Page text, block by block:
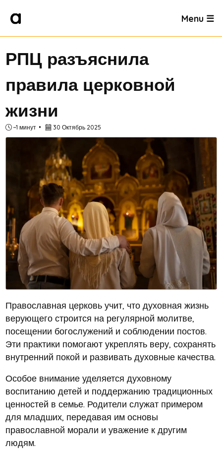
Menu ☰
РПЦ разъяснила
правила церковной
жизни
~1 минут 30 Октябрь 2025
Православная церковь учит, что духовная жизнь
верующего строится на регулярной молитве,
посещении богослужений и соблюдении постов.
Эти практики помогают укреплять веру, сохранять
внутренний покой и развивать духовные качества.
Особое внимание уделяется духовному
воспитанию детей и поддержанию традиционных
ценностей в семье. Родители служат примером
для младших, передавая им основы
православной морали и уважение к другим
людям.